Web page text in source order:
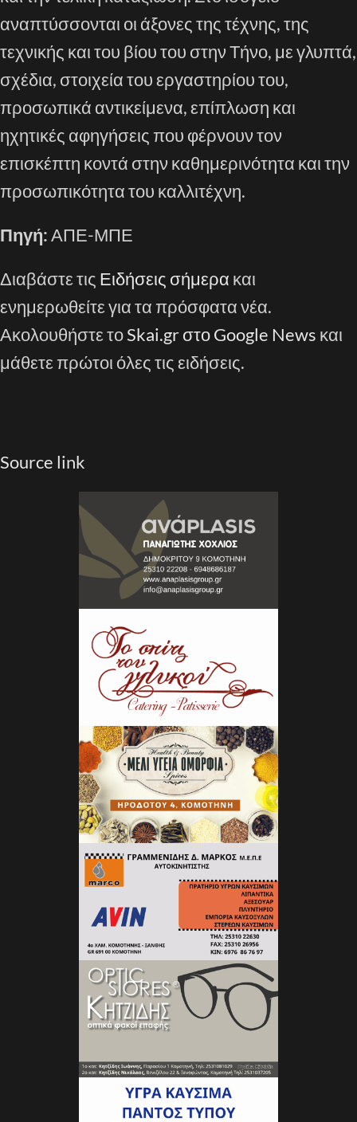
αναπτύσσονται οι άξονες της τέχνης, της
τεχνικής και του βίου του στην Τήνο, με γλυπτά,
σχέδια, στοιχεία του εργαστηρίου του,
προσωπικά αντικείμενα, επίπλωση και
ηχητικές αφηγήσεις που φέρνουν τον
επισκέπτη κοντά στην καθημερινότητα και την
προσωπικότητα του καλλιτέχνη.
Πηγή:ΑΠΕ-ΜΠΕ
Διαβάστε τις Ειδήσεις σήμερα και
ενημερωθείτε για τα πρόσφατα νέα.
Ακολουθήστε τοSkai.gr στο Google News και
μάθετε πρώτοι όλες τις ειδήσεις.
Source link